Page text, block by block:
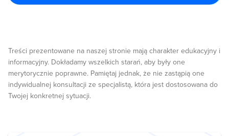
Treści prezentowane na naszej stronie mają charakter edukacyjny i
informacyjny. Dokładamy wszelkich starań, aby były one
merytorycznie poprawne. Pamiętaj jednak, że nie zastąpią one
indywidualnej konsultacji ze specjalistą, która jest dostosowana do
Twojej konkretnej sytuacji.